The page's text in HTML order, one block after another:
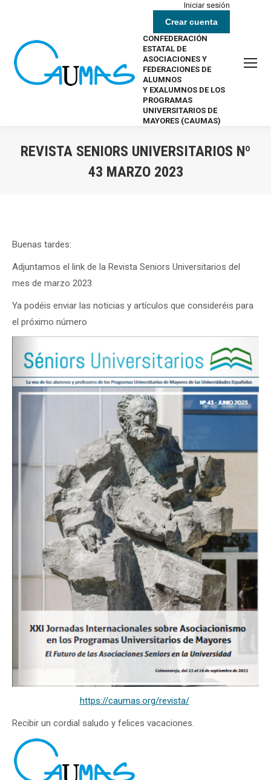
Iniciar sesión
Crear cuenta
CONFEDERACIÓN
ESTATAL DE
ASOCIACIONES Y
FEDERACIONES DE
ALUMNOS
Y EXALUMNOS DE LOS
PROGRAMAS
UNIVERSITARIOS DE
MAYORES (CAUMAS)
REVISTA SENIORS UNIVERSITARIOS Nº
43 MARZO 2023
Buenas tardes:
Adjuntamos el link de la Revista Seniors Universitarios del
mes de marzo 2023
Ya podéis enviar las noticias y artículos que consideréis para
el próximo número
https://caumas.org/revista/
Recibir un cordial saludo y felices vacaciones.